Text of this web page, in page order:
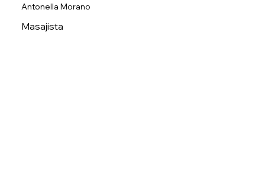
Antonella Morano
Masajista